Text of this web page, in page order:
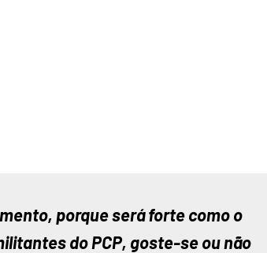
porque será forte como o
do PCP, goste-se ou não